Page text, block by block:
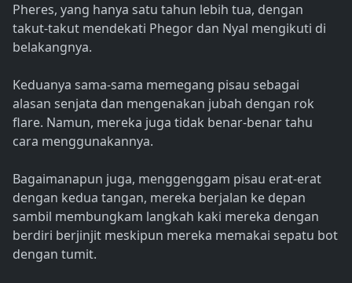
Pheres, yang hanya satu tahun lebih tua, dengan
takut-takut mendekati Phegor dan Nyal mengikuti di
belakangnya.
Keduanya sama-sama memegang pisau sebagai
alasan senjata dan mengenakan jubah dengan rok
flare. Namun, mereka juga tidak benar-benar tahu
cara menggunakannya.
Bagaimanapun juga, menggenggam pisau erat-erat
dengan kedua tangan, mereka berjalan ke depan
sambil membungkam langkah kaki mereka dengan
berdiri berjinjit meskipun mereka memakai sepatu bot
dengan tumit.